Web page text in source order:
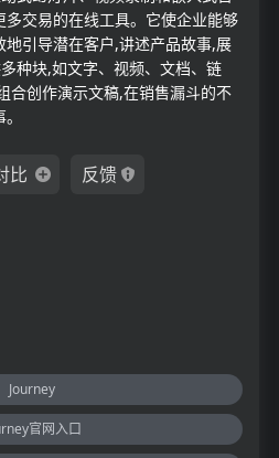
交易的在线工具。它使企业能够
引导潜在客户,讲述产品故事,展
种块,如文字、视频、文档、链
合创作演示文稿,在销售漏斗的不
比 反馈
Journey
官网入口